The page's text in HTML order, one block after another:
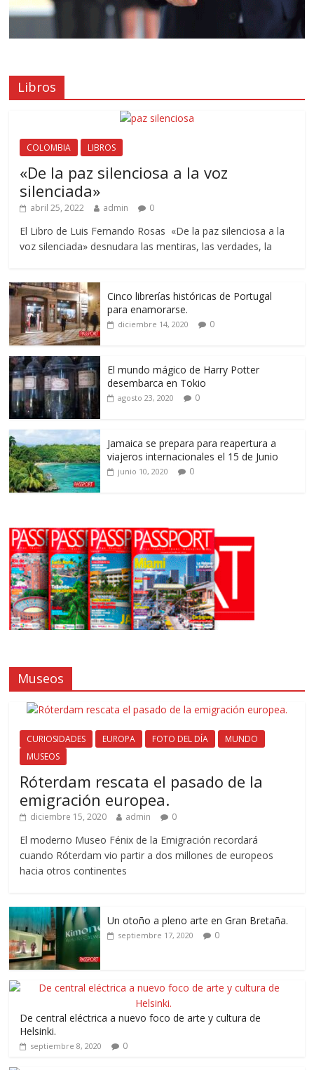
Libros
COLOMBIA LIBROS
«De la paz silenciosa a la voz
silenciada»
abril 25, 2022 admin 0
El Libro de Luis Fernando Rosas «De la paz silenciosa a la
voz silenciada» desnudara las mentiras, las verdades, la
Cinco librerías históricas de Portugal
para enamorarse.
diciembre 14, 2020 0
El mundo mágico de Harry Potter
desembarca en Tokio
agosto 23, 2020 0
Jamaica se prepara para reapertura a
viajeros internacionales el 15 de Junio
junio 10, 2020 0
Museos
CURIOSIDADES EUROPA FOTO DEL DÍA
MUNDO
MUSEOS
Róterdam rescata el pasado de la
emigración europea.
diciembre 15, 2020 admin 0
El moderno Museo Fénix de la Emigración recordará
cuando Róterdam vio partir a dos millones de europeos
hacia otros continentes
Un otoño a pleno arte en Gran Bretaña.
septiembre 17, 2020 0
De central eléctrica a nuevo foco de arte y cultura de
Helsinki.
septiembre 8, 2020 0